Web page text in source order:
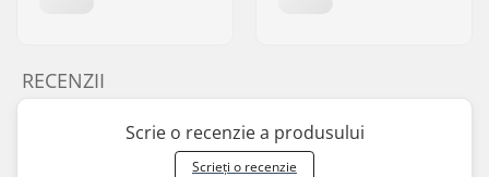
RECENZII
Scrie o recenzie a produsului
Scrieți o recenzie